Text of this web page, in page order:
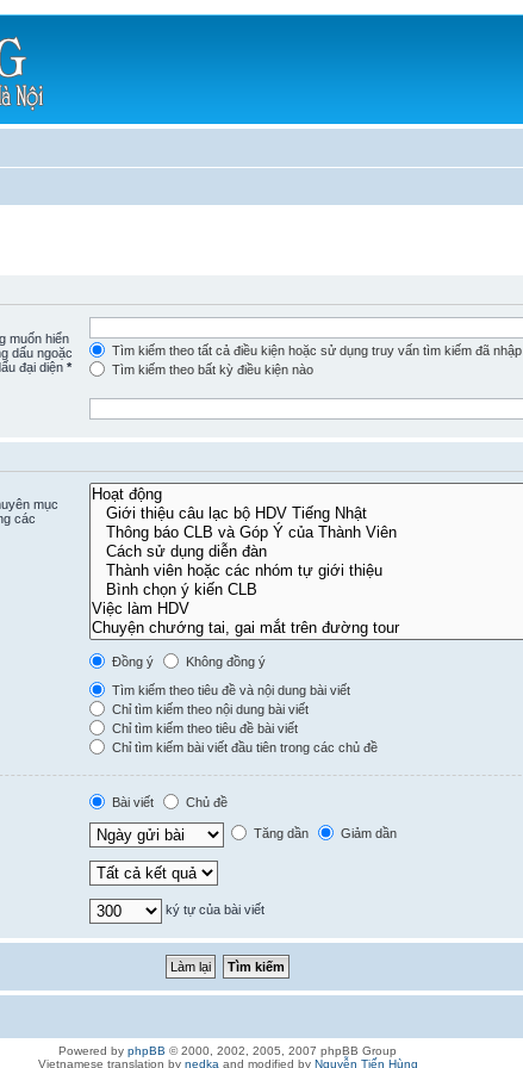
muốn hiển
dấu ngoặc
đại diện *
Tìm kiếm theo tất cả điều kiện hoặc sử dụng truy vấn tìm kiếm đã nhập
Tìm kiếm theo bất kỳ điều kiện nào
mục
các
Đồng ý
Không đồng ý
Tìm kiếm theo tiêu đề và nội dung bài viết
Chỉ tìm kiếm theo nội dung bài viết
Chỉ tìm kiếm theo tiêu đề bài viết
Chỉ tìm kiếm bài viết đầu tiên trong các chủ đề
Bài viết
Chủ đề
Tăng dần Giảm dần
ký tự của bài viết
Powered by phpBB © 2000, 2002, 2005, 2007 phpBB Group
Vietnamese translation by nedka and modified by Nguyễn Tiến Hùng